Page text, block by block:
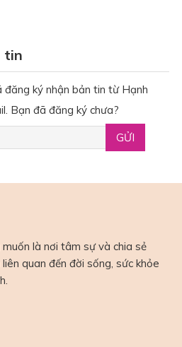
tin
đăng ký nhận bản tin từ Hạnh
Bạn đã đăng ký chưa?
là nơi tâm sự và chia sẻ
quan đến đời sống, sức khỏe